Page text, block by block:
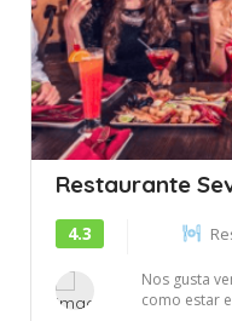
Restaurante
4.3
Nos gusta
como estar